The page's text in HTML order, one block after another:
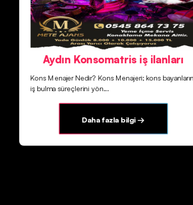
Aydın Konsomatris iş ilanları
Kons Menajer Nedir? Kons Menajeri; kons bayanların
iş bulma süreçlerini yön...
Daha fazla bilgi →